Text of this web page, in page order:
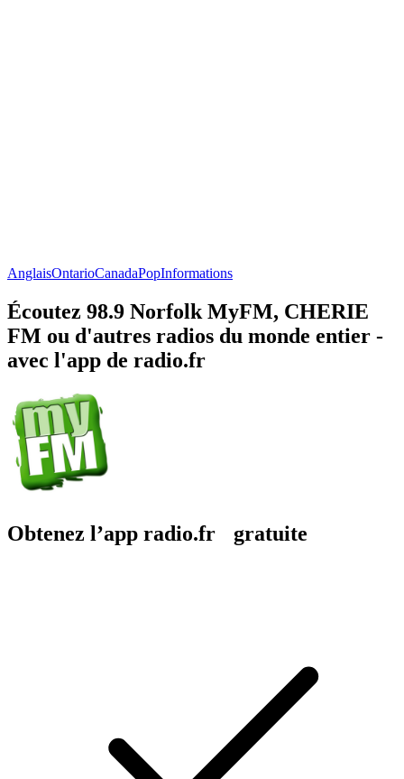
AnglaisOntarioCanadaPopInformations
Écoutez 98.9 Norfolk MyFM, CHERIE
FM ou d'autres radios du monde entier -
avec l'app de radio.fr
Obtenez l’app radio.fr gratuite